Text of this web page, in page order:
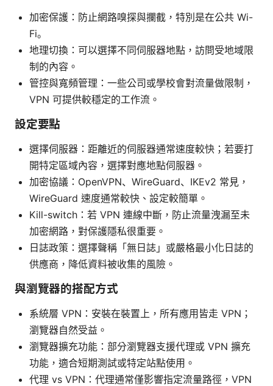
加密保護：防止網路嗅探與攔截，特別是在公共 Wi-
Fi。
地理切換：可以選擇不同伺服器地點，訪問受地域限
制的內容。
管控與寬頻管理：一些公司或學校會對流量做限制，
VPN 可提供較穩定的工作流。
設定要點
選擇伺服器：距離近的伺服器通常速度較快；若要打
開特定區域內容，選擇對應地點伺服器。
加密協議：OpenVPN、WireGuard、IKEv2 常見，
WireGuard 速度通常較快、設定較簡單。
Kill-switch：若 VPN 連線中斷，防止流量洩漏至未
加密網路，對保護隱私很重要。
日誌政策：選擇聲稱「無日誌」或嚴格最小化日誌的
供應商，降低資料被收集的風險。
與瀏覽器的搭配方式
系統層 VPN：安裝在裝置上，所有應用皆走 VPN；
瀏覽器自然受益。
瀏覽器擴充功能：部分瀏覽器支援代理或 VPN 擴充
功能，適合短期測試或特定站點使用。
代理 vs VPN：代理通常僅影響指定流量路徑，VPN